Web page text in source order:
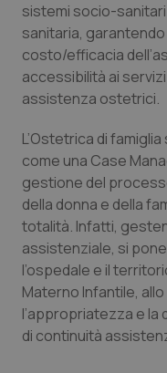
Sangue &
Tiroide
Tumore al seno
Tumore
Tumori del
Tumori
Ulcera &
sistemi socio-
sanitaria,
costo/efficacia
accessibilità ai
assistenza ostetrici.
L’Ostetrica di
come una Case
gestione del
della donna e della
totalità. Infatti,
assistenziale, si
l’ospedale e il
Materno Infantile,
l’appropriatezza e la
di continuità